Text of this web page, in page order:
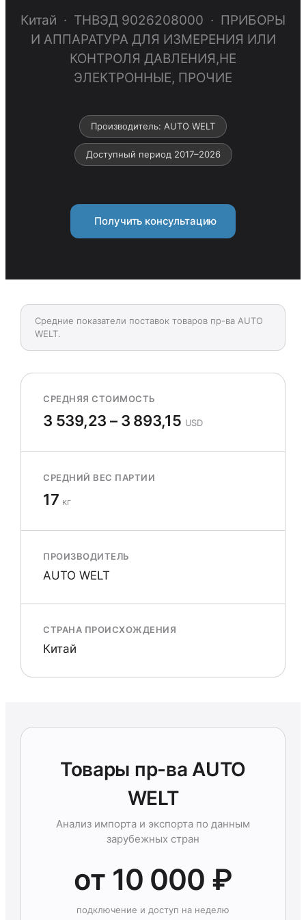
Китай · ТНВЭД 9026208000 · ПРИБОРЫ
И АППАРАТУРА ДЛЯ ИЗМЕРЕНИЯ ИЛИ
КОНТРОЛЯ ДАВЛЕНИЯ,НЕ
ЭЛЕКТРОННЫЕ, ПРОЧИЕ
Производитель: AUTO WELT
Доступный период 2017–2026
Получить консультацию
Средние показатели поставок товаров пр-ва AUTO
WELT.
СРЕДНЯЯ СТОИМОСТЬ
3 539,23 – 3 893,15 USD
СРЕДНИЙ ВЕС ПАРТИИ
17 кг
ПРОИЗВОДИТЕЛЬ
AUTO WELT
СТРАНА ПРОИСХОЖДЕНИЯ
Китай
Товары пр-ва AUTO
WELT
Анализ импорта и экспорта по данным
зарубежных стран
от 10 000 ₽
подключение и доступ на неделю